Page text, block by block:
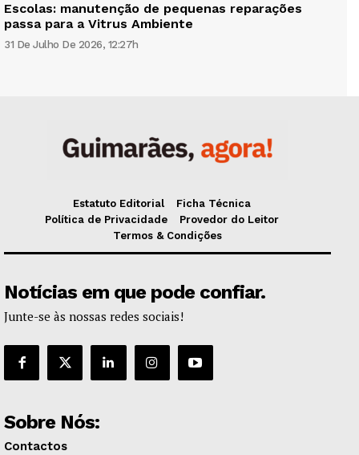
Escolas: manutenção de pequenas reparações
passa para a Vitrus Ambiente
31 De Julho De 2026, 12:27h
Estatuto Editorial
Ficha Técnica
Política de Privacidade
Provedor do Leitor
Termos & Condições
Notícias em que pode confiar.
Junte-se às nossas redes sociais!
Sobre Nós:
Contactos